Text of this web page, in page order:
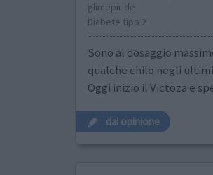
glimepiride
Diabete tipo 2
Sono al dosaggio
qualche chilo negli
Oggi inizio il Victoza e
dai opinione